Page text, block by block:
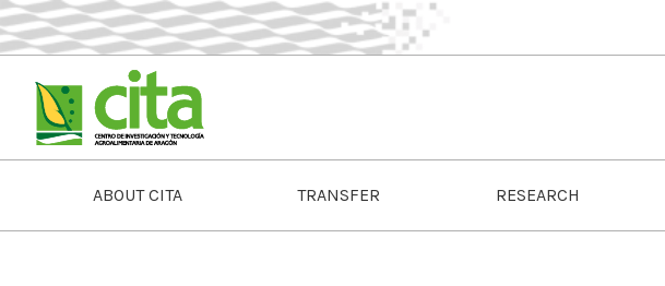
ABOUT CITA TRANSFER RESEARCH